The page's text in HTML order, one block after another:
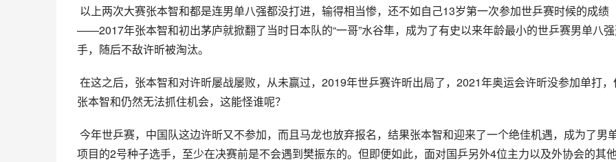
——2017年张本智和初出茅庐就掀翻了当时日本队的“一哥”水谷隼，成为了有史以来年龄最小的世乒赛男单八
手，随后不敌许昕被淘汰。
张本智和仍然无法抓住机会，这能怪谁呢？
项目的2号种子选手，至少在决赛前是不会遇到樊振东的。但即便如此，面对国乒另外4位主力以及外协会的其